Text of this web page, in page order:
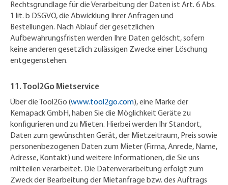
Rechtsgrundlage für die Verarbeitung der Daten ist Art. 6 Abs.
1 lit. b DSGVO, die Abwicklung Ihrer Anfragen und
Bestellungen. Nach Ablauf der gesetzlichen
Aufbewahrungsfristen werden Ihre Daten gelöscht, sofern
keine anderen gesetzlich zulässigen Zwecke einer Löschung
entgegenstehen.
11. Tool2Go Mietservice
Über die Tool2Go (www.tool2go.com), eine Marke der
Kemapack GmbH, haben Sie die Möglichkeit Geräte zu
konfigurieren und zu Mieten. Hierbei werden Ihr Standort,
Daten zum gewünschten Gerät, der Mietzeitraum, Preis sowie
personenbezogenen Daten zum Mieter (Firma, Anrede, Name,
Adresse, Kontakt) und weitere Informationen, die Sie uns
mitteilen verarbeitet. Die Datenverarbeitung erfolgt zum
Zweck der Bearbeitung der Mietanfrage bzw. des Auftrags